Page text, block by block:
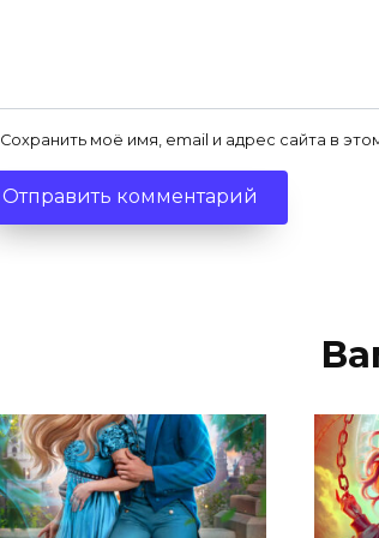
Сохранить моё имя, email и адрес сайта в